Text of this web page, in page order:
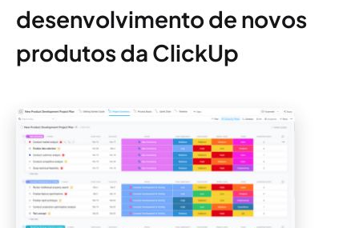
desenvolvimento de novos
produtos da ClickUp